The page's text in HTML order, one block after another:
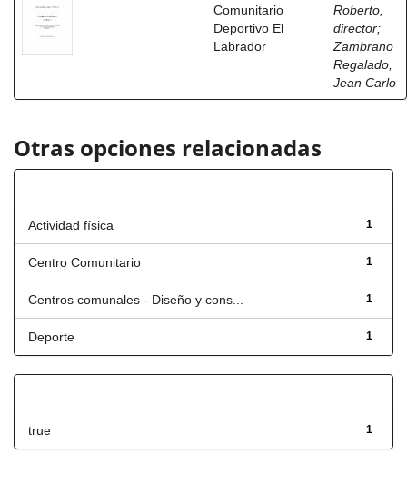
Comunitario
Deportivo El
Labrador
Roberto,
director;
Zambrano
Regalado,
Jean Carlo
Otras opciones relacionadas
1
Actividad física
1
Centro Comunitario
1
Centros comunales - Diseño y cons...
1
Deporte
1
true